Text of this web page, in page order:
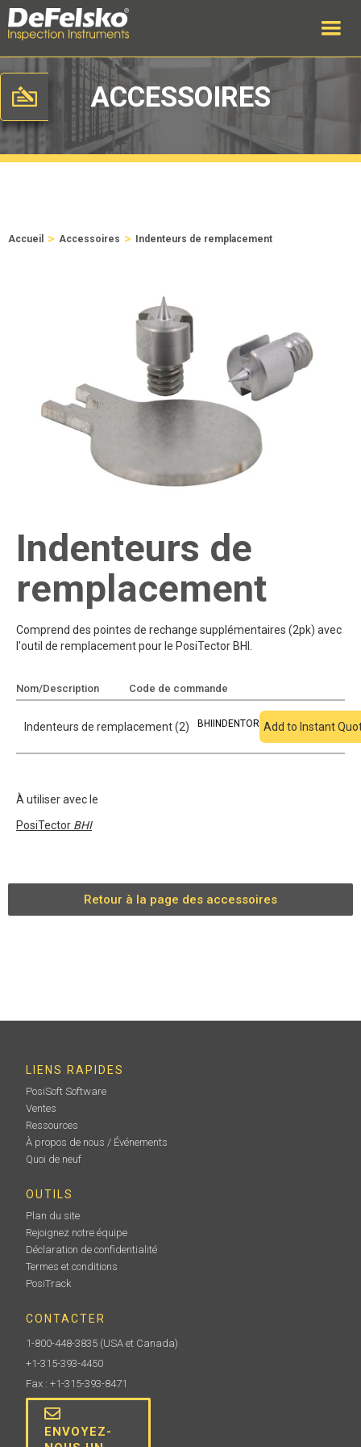
ACCESSOIRES
Accueil > Accessoires > Indenteurs de remplacement
Indenteurs de
remplacement
Comprend des pointes de rechange supplémentaires (2pk) avec
l'outil de remplacement pour le PosiTector BHI.
Nom/Description Code de commande
Indenteurs de remplacement (2) BHIINDENTOR Add to Instant
À utiliser avec le
PosiTector BHI
Retour à la page des accessoires
LIENS RAPIDES
PosiSoft Software
Ventes
Ressources
À propos de nous / Événements
Quoi de neuf
OUTILS
Plan du site
Rejoignez notre équipe
Déclaration de confidentialité
Termes et conditions
PosiTrack
CONTACTER
1-800-448-3835 (USA et Canada)
+1-315-393-4450
Fax : +1-315-393-8471
ENVOYEZ-